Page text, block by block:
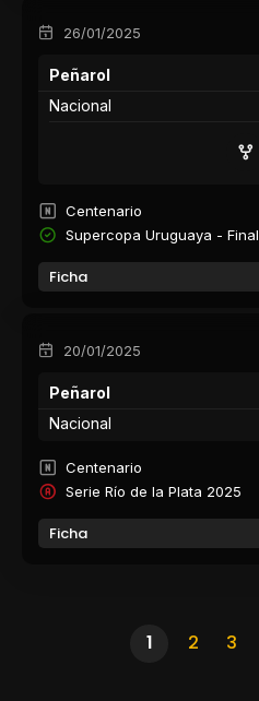
26/01/2025
Peñarol
Nacional
Centenario
Supercopa Uruguaya - Final
Ficha
20/01/2025
Peñarol
Nacional
Centenario
Serie Río de la Plata 2025
Ficha
1 2 3